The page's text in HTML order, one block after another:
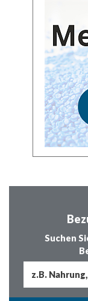
Suchen